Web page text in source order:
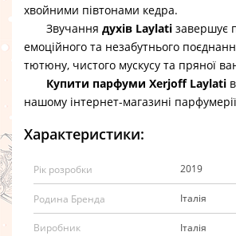
хвойними півтонами кедра.
Звучання духів Laylati завершує
емоційного та незабутнього
тютюну, чистого мускусу та пряної
Купити парфуми Xerjoff Laylati
нашому інтернет-магазині
Характеристики:
Рік розробки 2019
Родина Бренда Італія
Виробник Італія